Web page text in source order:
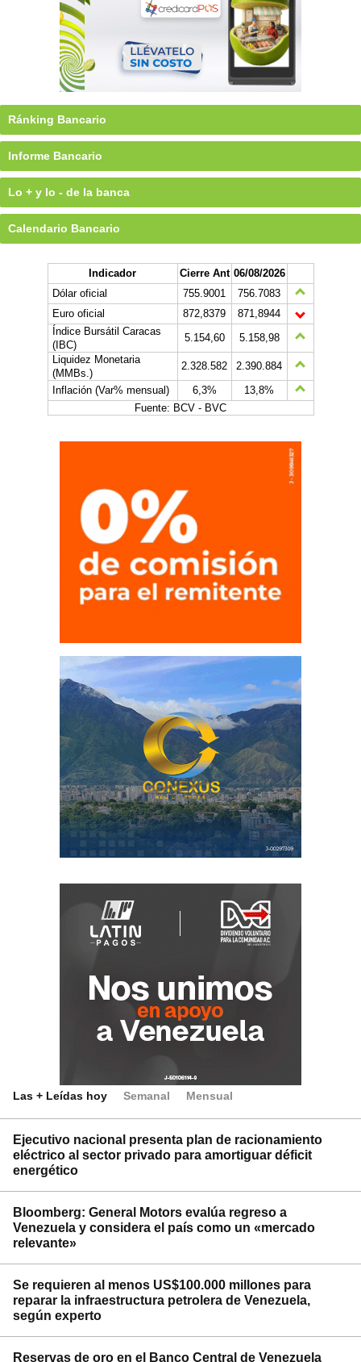
Ránking Bancario
Informe Bancario
Lo + y lo - de la banca
Calendario Bancario
Indicador Cierre Ant 06/08/2026
Dólar oficial
755.9001
756.7083
Euro oficial
872,8379
871,8944
Índice Bursátil Caracas
(IBC)
5.154,60
5.158,98
Liquidez Monetaria
(MMBs.)
2.328.582
2.390.884
Inflación (Var% mensual)
6,3%
13,8%
Fuente: BCV - BVC
Las + Leídas hoy Semanal Mensual
Ejecutivo nacional presenta plan de racionamiento
eléctrico al sector privado para amortiguar déficit
energético
Bloomberg: General Motors evalúa regreso a
Venezuela y considera el país como un «mercado
relevante»
Se requieren al menos US$100.000 millones para
reparar la infraestructura petrolera de Venezuela,
según experto
Reservas de oro en el Banco Central de Venezuela